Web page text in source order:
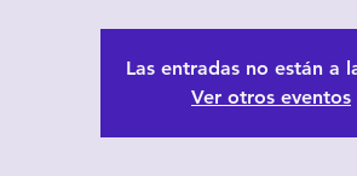
Las entradas no están a
Ver otros eventos